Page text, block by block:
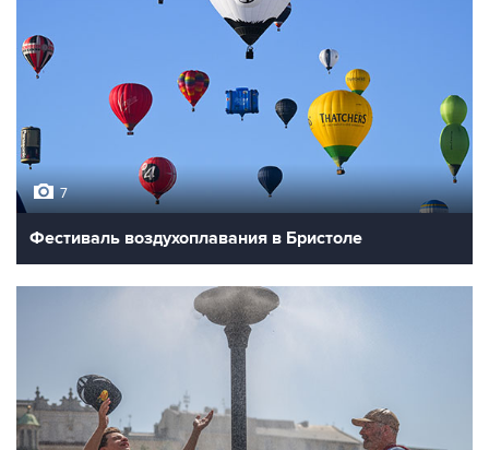
7
Фестиваль воздухоплавания в Бристоле